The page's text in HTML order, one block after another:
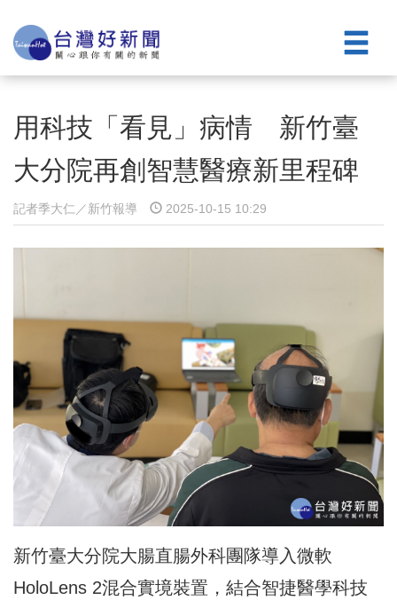
用科技「看見」病情 新竹臺
大分院再創智慧醫療新里程碑
記者季大仁／新竹報導 2025-10-15 10:29
新竹臺大分院大腸直腸外科團隊導入微軟
HoloLens 2混合實境裝置，結合智捷醫學科技